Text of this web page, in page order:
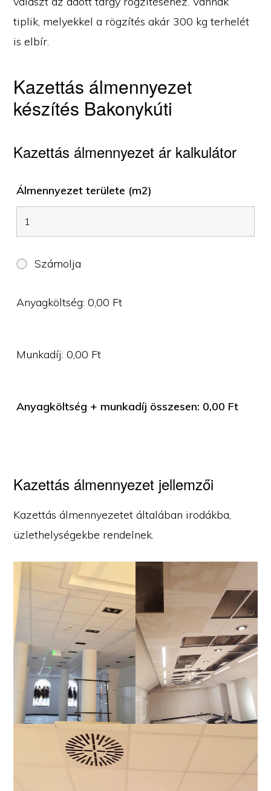
tiplik, melyekkel a rögzítés akár 300 kg terhelét
is elbír.
Kazettás álmennyezet
készítés Bakonykúti
Kazettás álmennyezet ár kalkulátor
Álmennyezet területe (m2)
Számolja
Anyagköltség:0,00 Ft
Munkadíj:0,00 Ft
Anyagköltség + munkadíj összesen: 0,00 Ft
Kazettás álmennyezet jellemzői
Kazettás álmennyezetet általában irodákba,
üzlethelységekbe rendelnek.